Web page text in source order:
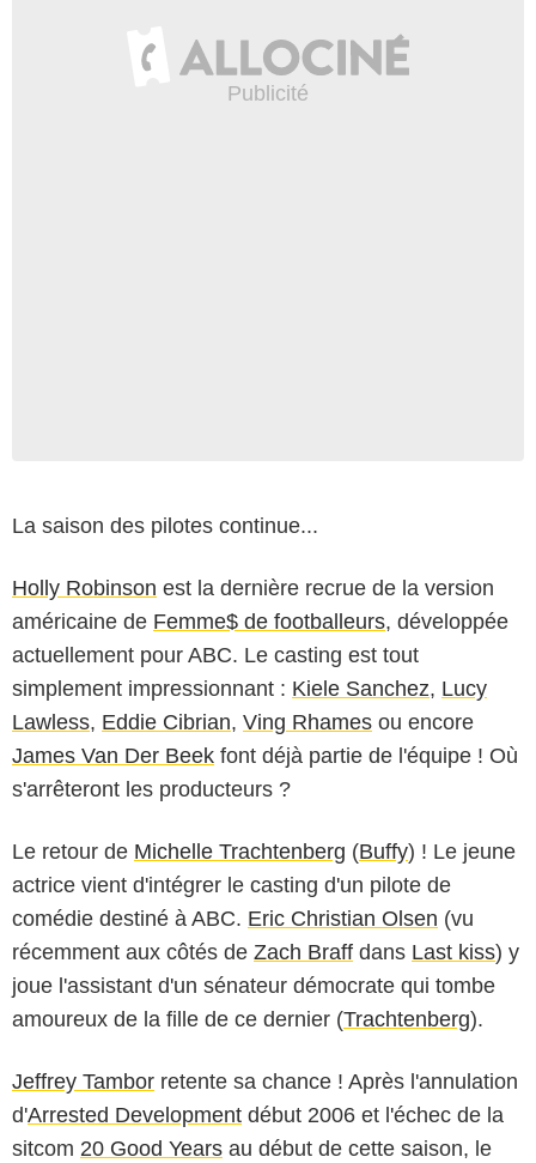
La saison des pilotes continue...
Holly Robinson est la dernière recrue de la version
américaine de Femme$ de footballeurs, développée
actuellement pour ABC. Le casting est tout
simplement impressionnant : Kiele Sanchez, Lucy
Lawless, Eddie Cibrian, Ving Rhames ou encore
James Van Der Beek font déjà partie de l'équipe ! Où
s'arrêteront les producteurs ?
Le retour de Michelle Trachtenberg (Buffy) ! Le jeune
actrice vient d'intégrer le casting d'un pilote de
comédie destiné à ABC. Eric Christian Olsen (vu
récemment aux côtés de Zach Braff dans Last kiss) y
joue l'assistant d'un sénateur démocrate qui tombe
amoureux de la fille de ce dernier (Trachtenberg).
Jeffrey Tambor retente sa chance ! Après l'annulation
d'Arrested Development début 2006 et l'échec de la
sitcom 20 Good Years au début de cette saison, le